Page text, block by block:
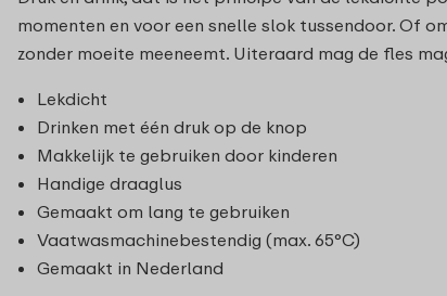
momenten en voor een snelle slok tussendoor. Of
zonder moeite meeneemt. Uiteraard mag de fles
Lekdicht
Drinken met één druk op de knop
Makkelijk te gebruiken door kinderen
Handige draaglus
Gemaakt om lang te gebruiken
Vaatwasmachinebestendig (max. 65°C)
Gemaakt in Nederland